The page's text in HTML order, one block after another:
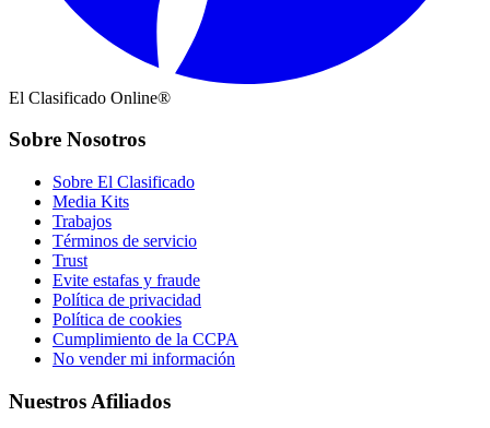
El Clasificado Online®
Sobre Nosotros
Sobre El Clasificado
Media Kits
Trabajos
Términos de servicio
Trust
Evite estafas y fraude
Política de privacidad
Política de cookies
Cumplimiento de la CCPA
No vender mi información
Nuestros Afiliados